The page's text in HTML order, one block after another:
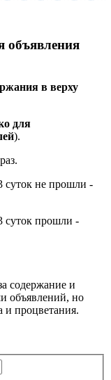
объявления
в верху
для
).
суток не прошли -
суток прошли -
содержание и
объявлений, но
и процветания.